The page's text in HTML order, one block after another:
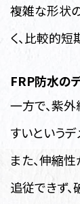
複雑な形状
く、比較的
FRP防水の
一方で、紫
すいというデ
また、伸縮
追従できず